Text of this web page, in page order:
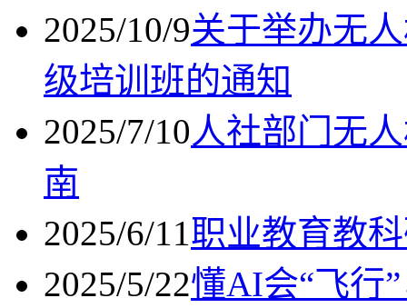
2025/10/9关于举办无
级培训班的通知
2025/7/10人社部门无
南
2025/6/11职业教育教
2025/5/22懂AI会“飞行